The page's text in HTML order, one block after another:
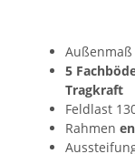
Außenmaß
5
Tragkraft
Feldlast
Rahmen